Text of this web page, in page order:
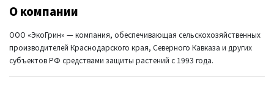
О компании
ООО «ЭкоГрин» — компания, обеспечивающая сельскохозяйственных
производителей Краснодарского края, Северного Кавказа и других
субъектов РФ средствами защиты растений с 1993 года.